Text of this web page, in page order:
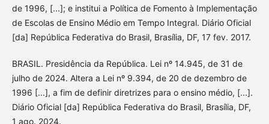
de 1996, [...]; e institui a Política de Fomento à Implementação
de Escolas de Ensino Médio em Tempo Integral. Diário Oficial
[da] República Federativa do Brasil, Brasília, DF, 17 fev. 2017.
BRASIL. Presidência da República. Lei nº 14.945, de 31 de
julho de 2024. Altera a Lei nº 9.394, de 20 de dezembro de
1996 [...], a fim de definir diretrizes para o ensino médio, [...].
Diário Oficial [da] República Federativa do Brasil, Brasília, DF,
1 ago. 2024.